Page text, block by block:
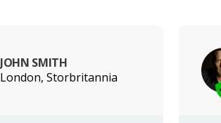
JOHN SMITH
London, Storbritannia